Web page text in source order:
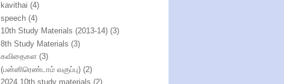
kavithai (4)
speech (4)
10th Study Materials (2013-14) (3)
8th Study Materials (3)
கவிதைகள (3)
(பன்னிரெண்டாம் வகுப்பு) (2)
2024 10th study materials (2)